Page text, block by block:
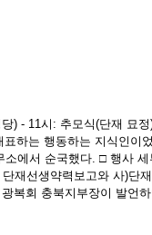
- 11시: 추모식(단재
하는 행동하는 지식인
에서 순국했다. □ 행사
선생약력보고와 사)
회 충북지부장이 발